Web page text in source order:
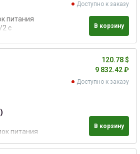
питания
2 с
Доступно к заказу
В корзину
питания
120.78 $
9 832.42 ₽
Доступно к заказу
В корзину